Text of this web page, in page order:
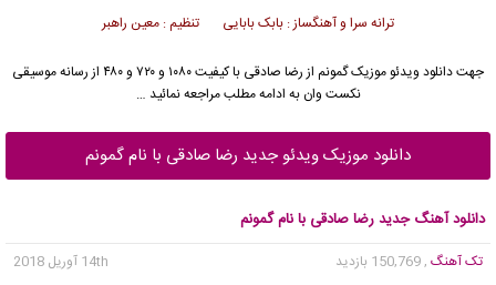
ترانه سرا و آهنگساز : بابک بابایی تنظیم : معین راهبر
جهت دانلود ویدئو موزیکگمونم از رضا صادقی
با کیفیت ۱۰۸۰ و ۷۲۰ و ۴۸۰ از رسانه موسیقی
نکست وان به ادامه مطلب مراجعه نمائید …
دانلود موزیک ویدئو جدید رضا صادقی با نام گمونم
دانلود آهنگ جدید رضا صادقی با نام گمونم
تک آهنگ , 150,769 بازدید
14th آوریل 2018